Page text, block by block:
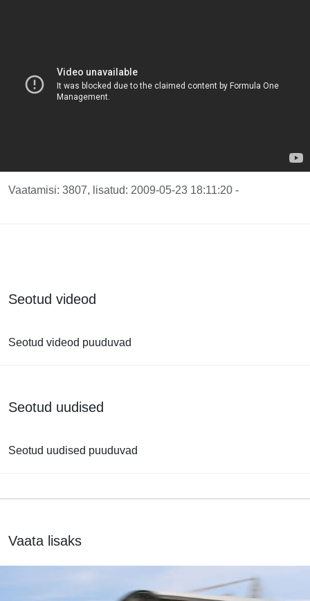
Vaatamisi: 3807, lisatud: 2009-05-23 18:11:20 -
Seotud videod
Seotud videod puuduvad
Seotud uudised
Seotud uudised puuduvad
Vaata lisaks